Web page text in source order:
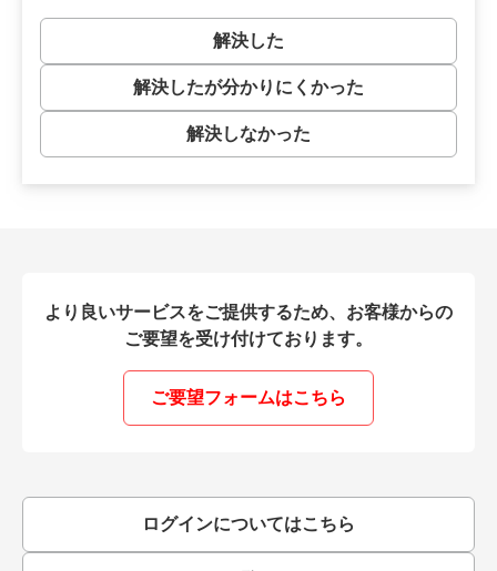
解決した
解決したが分かりにくかった
解決しなかった
より良いサービスをご提供するため、お客様からの
ご要望を受け付けております。
ご要望フォームはこちら
ログインについてはこちら